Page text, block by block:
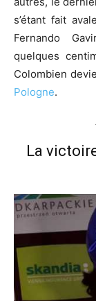
s’étant fait
Fernando
quelques
Colombien
Pologne.
La